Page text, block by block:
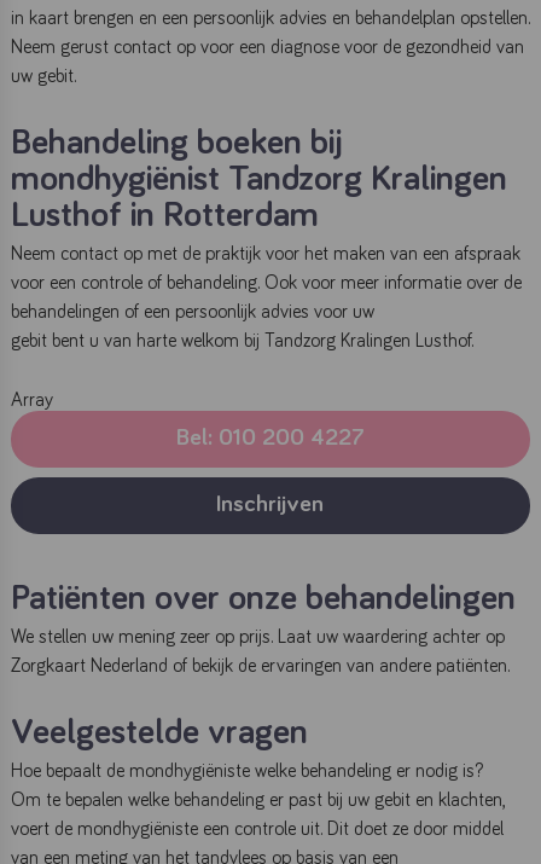
in kaart brengen en een persoonlijk advies en behandelplan opstellen.
Neem gerust contact op voor een diagnose voor de gezondheid van
uw gebit.
Behandeling boeken bij
mondhygiënist Tandzorg Kralingen
Lusthof in Rotterdam
Neem contact op met de praktijk voor het maken van een afspraak
voor een controle of behandeling. Ook voor meer informatie over de
behandelingen of een persoonlijk advies voor uw
gebit bent u van harte welkom bij Tandzorg Kralingen Lusthof.
Array
Bel: 010 200 4227
Inschrijven
Patiënten over onze behandelingen
We stellen uw mening zeer op prijs. Laat uw waardering achter op
Zorgkaart Nederland of bekijk de ervaringen van andere patiënten.
Veelgestelde vragen
Hoe bepaalt de mondhygiëniste welke behandeling er nodig is?
Om te bepalen welke behandeling er past bij uw gebit en klachten,
voert de mondhygiëniste een controle uit. Dit doet ze door middel
van een meting van het tandvlees op basis van een